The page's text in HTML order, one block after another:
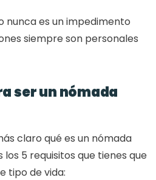
nunca es un impedimento
siempre son personales
ser un nómada
claro qué es un nómada
5 requisitos que tienes que
tipo de vida: